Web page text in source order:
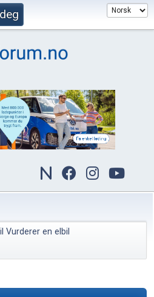
Vurderer en elbil